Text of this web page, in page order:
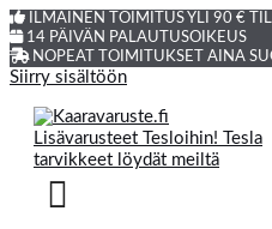
ILMAINEN TOIMITUS YLI 90 €
14 PÄIVÄN PALAUTUSOIKEUS
NOPEAT TOIMITUKSET AINA
Siirry sisältöön